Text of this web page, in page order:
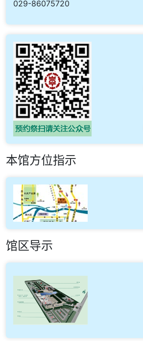
029-86075720
本馆方位指示
馆区导示